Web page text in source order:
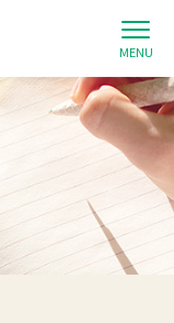
MENU